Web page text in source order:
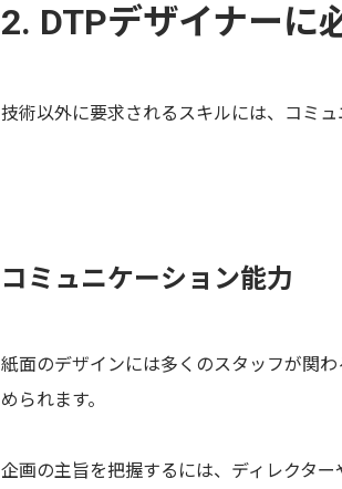
2. DTPデザイナーに
技術以外に要求されるスキルには、コミ
コミュニケーション能力
紙面のデザインには多くのスタッフが関
められます。
企画の主旨を把握するには、ディレクタ